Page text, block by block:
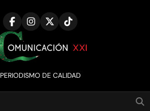
Comunicación
XXI
PERIODISMO DE CALIDAD